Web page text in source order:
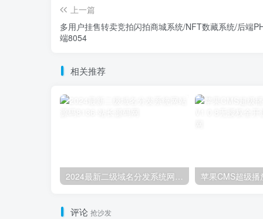
上一篇
多用户挂售转卖竞拍闪拍商城系统/NFT数藏系统/后端
端8054
相关推荐
2024最新二级域名分发系统网站源码8136
评论 抢沙发